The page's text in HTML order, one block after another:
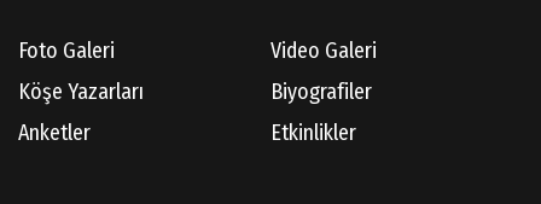
Foto Galeri
Video Galeri
Köşe Yazarları
Biyografiler
Anketler
Etkinlikler